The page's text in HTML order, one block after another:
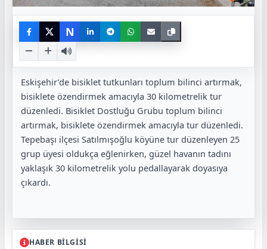
N
Eskişehir’de bisiklet tutkunları toplum bilinci artırmak,
bisiklete özendirmek amacıyla 30 kilometrelik tur
düzenledi. Bisiklet Dostluğu Grubu toplum bilinci
artırmak, bisiklete özendirmek amacıyla tur düzenledi.
Tepebaşı ilçesi Satılmışoğlu köyüne tur düzenleyen 25
grup üyesi oldukça eğlenirken, güzel havanın tadını
yaklaşık 30 kilometrelik yolu pedallayarak doyasıya
çıkardı.
HABER BİLGİSİ